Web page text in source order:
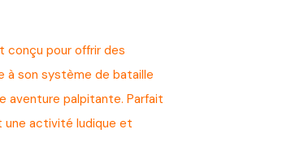
conçu pour offrir des
à son système de bataille
aventure palpitante. Parfait
une activité ludique et